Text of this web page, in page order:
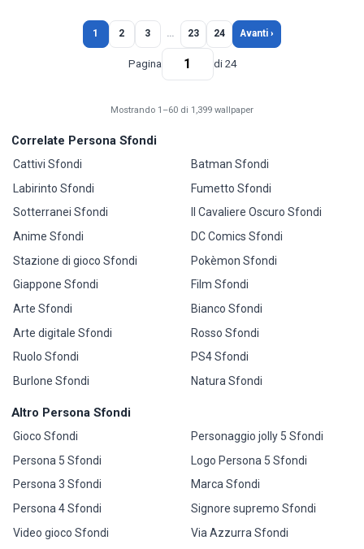
1 2 3 … 23 24 Avanti ›
Pagina di 24
Mostrando 1–60 di 1,399 wallpaper
Correlate Persona Sfondi
Cattivi Sfondi
Labirinto Sfondi
Sotterranei Sfondi
Anime Sfondi
Stazione di gioco Sfondi
Giappone Sfondi
Arte Sfondi
Arte digitale Sfondi
Ruolo Sfondi
Burlone Sfondi
Batman Sfondi
Fumetto Sfondi
Il Cavaliere Oscuro Sfondi
DC Comics Sfondi
Pokèmon Sfondi
Film Sfondi
Bianco Sfondi
Rosso Sfondi
PS4 Sfondi
Natura Sfondi
Altro Persona Sfondi
Gioco Sfondi
Persona 5 Sfondi
Persona 3 Sfondi
Persona 4 Sfondi
Video gioco Sfondi
Personaggio jolly 5 Sfondi
Logo Persona 5 Sfondi
Marca Sfondi
Signore supremo Sfondi
Via Azzurra Sfondi